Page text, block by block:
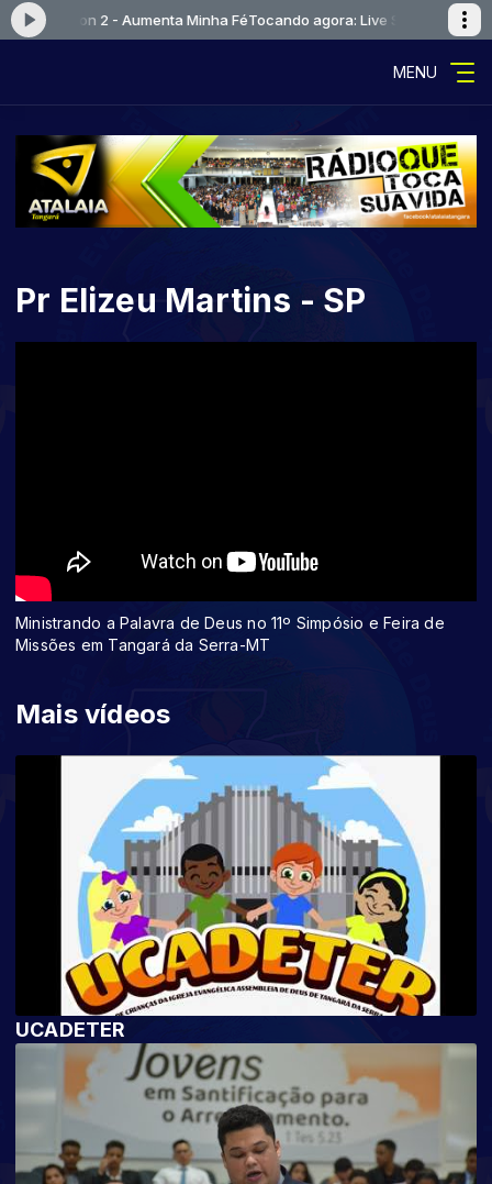
Session 2 - Aumenta Minha FéTocando agora: Live Session 2 -
MENU
Pr Elizeu Martins - SP
Mais vídeos
UCADETER
Ministrando a Palavra de Deus no 11º Simpósio e Feira de
Missões em Tangará da Serra-MT